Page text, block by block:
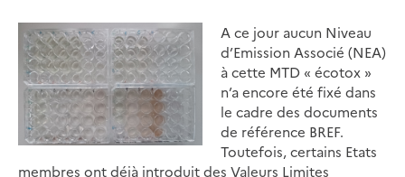
A ce jour aucun Niveau
d’Emission Associé (NEA)
à cette MTD « écotox »
n’a encore été fixé dans
le cadre des documents
de référence BREF.
Toutefois, certains Etats
membres ont déjà introduit des Valeurs Limites